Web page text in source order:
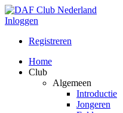
Inloggen
Registreren
Home
Club
Algemeen
Introductie
Jongeren